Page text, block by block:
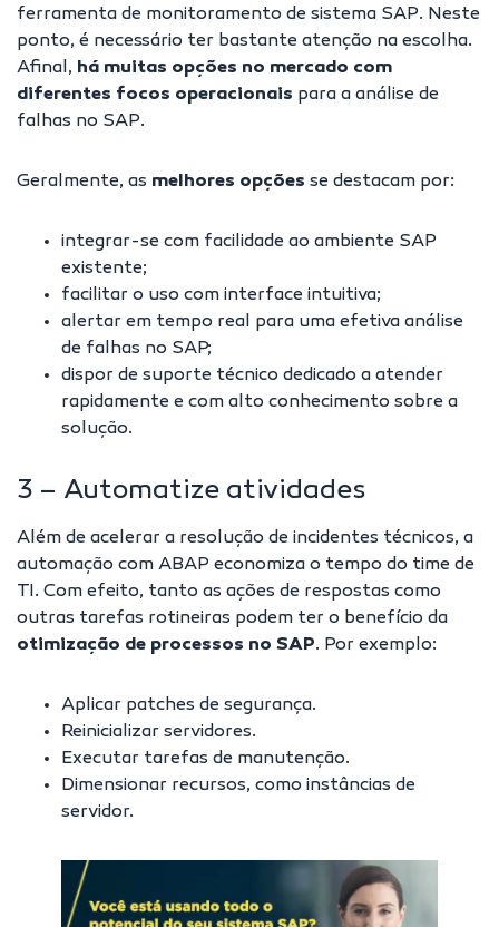
ferramenta de monitoramento de sistema SAP. Neste
ponto, é necessário ter bastante atenção na escolha.
Afinal, há muitas opções no mercado com
diferentes focos operacionais para a análise de
falhas no SAP.
Geralmente, as melhores opções se destacam por:
integrar-se com facilidade ao ambiente SAP
existente;
facilitar o uso com interface intuitiva;
alertar em tempo real para uma efetiva análise
de falhas no SAP;
dispor de suporte técnico dedicado a atender
rapidamente e com alto conhecimento sobre a
solução.
3 – Automatize atividades
Além de acelerar a resolução de incidentes técnicos, a
automação com ABAP economiza o tempo do time de
TI. Com efeito, tanto as ações de respostas como
outras tarefas rotineiras podem ter o benefício da
otimização de processos no SAP. Por exemplo:
Aplicar patches de segurança.
Reinicializar servidores.
Executar tarefas de manutenção.
Dimensionar recursos, como instâncias de
servidor.